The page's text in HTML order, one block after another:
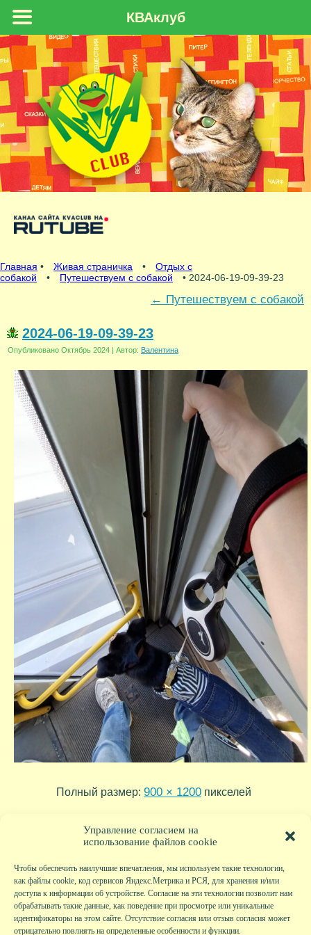
Управление согласием на
использование файлов cookie
Чтобы обеспечить наилучшие впечатления, мы используем такие технологии,
как файлы cookie, код сервисов Яндекс.Метрика и РСЯ, для хранения и/или
доступа к информации об устройстве. Согласие на эти технологии позволит нам
обрабатывать такие данные, как поведение при просмотре или уникальные
идентификаторы на этом сайте. Отсутствие согласия или отзыв согласия может
отрицательно повлиять на определенные особенности и функции.
Главная • Живая страничка •
Отдых с
собакой
• Путешествуем с собакой • 2024-06-19-09-39-23
← Путешествуем с собакой
2024-06-19-09-39-23
Опубликовано Октябрь 2024 | Автор: Валентина
Полный размер: 900 × 1200 пикселей
КВАклуб